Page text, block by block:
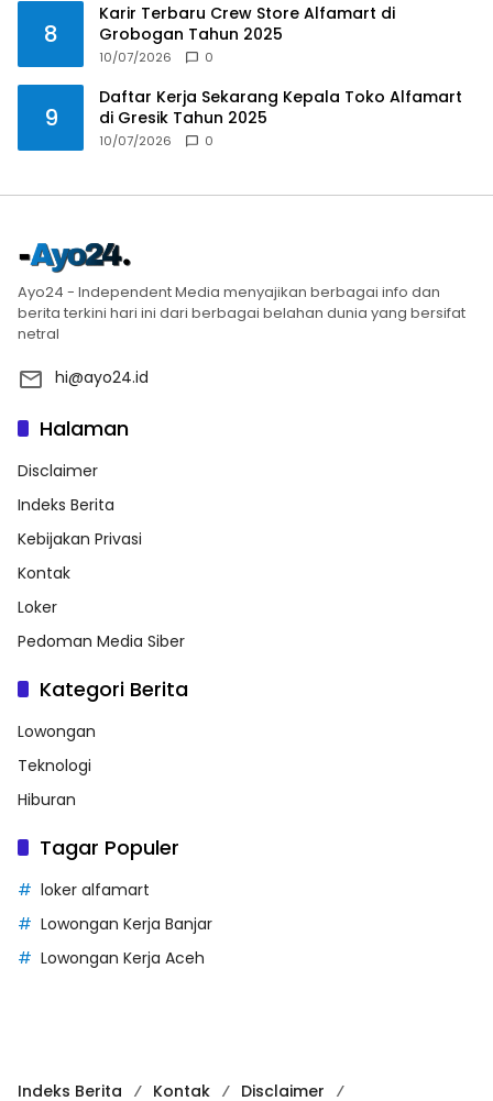
8
Karir Terbaru Crew Store Alfamart di
Grobogan Tahun 2025
10/07/2026 0
9
Daftar Kerja Sekarang Kepala Toko Alfamart
di Gresik Tahun 2025
10/07/2026 0
Ayo24 - Independent Media menyajikan berbagai info dan
berita terkini hari ini dari berbagai belahan dunia yang bersifat
netral
hi@ayo24.id
Halaman
Disclaimer
Indeks Berita
Kebijakan Privasi
Kontak
Loker
Pedoman Media Siber
Kategori Berita
Lowongan
Teknologi
Hiburan
Tagar Populer
loker alfamart
Lowongan Kerja Banjar
Lowongan Kerja Aceh
Indeks Berita Kontak Disclaimer